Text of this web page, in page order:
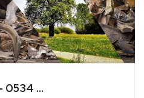
0534 ...